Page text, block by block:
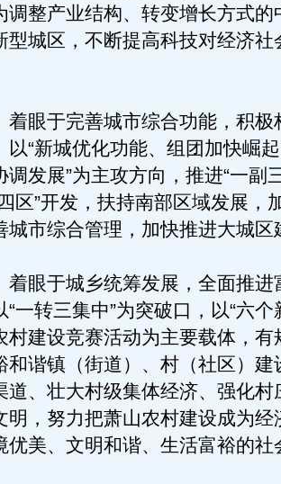
调整产业结构、转变增长方式的
型城区，不断提高科技对经济社
眼于完善城市综合功能，积极
以“新城优化功能、组团加快崛
调发展”为主攻方向，推进“一副
区”开发，扶持南部区域发展，
城市综合管理，加快推进大城区
眼于城乡统筹发展，全面推进
一转三集中”为突破口，以“六个
村建设竞赛活动为主要载体，有
和谐镇（街道）、村（社区）建
道、壮大村级集体经济、强化村
明，努力把萧山农村建设成为经
优美、文明和谐、生活富裕的社